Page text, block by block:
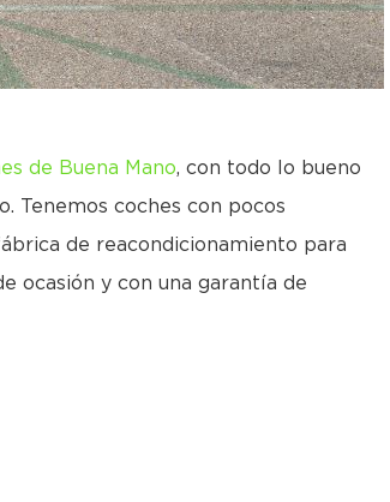
de Buena Mano, con todo lo bueno
Tenemos coches con pocos
de reacondicionamiento para
ocasión y con una garantía de